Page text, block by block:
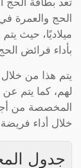
ميلاديًا، حيث
بأداء فرائض
يتم هذا من خلال
لهم، كما يتم
المخصصة من
خلال أداء
جدول